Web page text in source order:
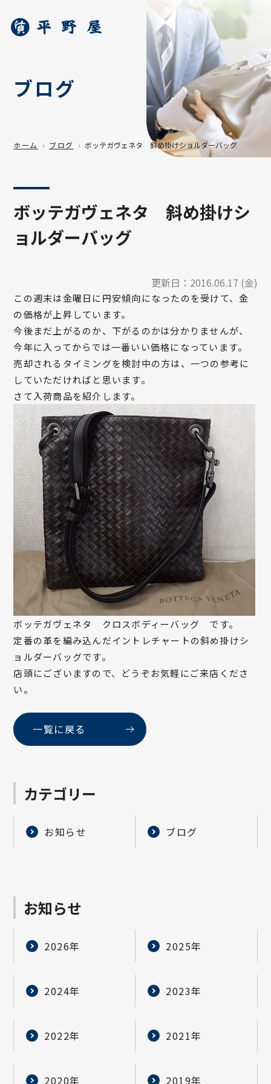
ブログ
ホーム ブログ ボッテガヴェネタ 斜め掛けショルダーバッグ
ボッテガヴェネタ 斜め掛けシ
ョルダーバッグ
更新日： 2016.06.17 (金)
この週末は金曜日に円安傾向になったのを受けて、金
の価格が上昇しています。
今後まだ上がるのか、下がるのかは分かりませんが、
今年に入ってからでは一番いい価格になっています。
売却されるタイミングを検討中の方は、一つの参考に
していただければと思います。
さて入荷商品を紹介します。
ボッテガヴェネタ クロスボディーバッグ です。
定番の革を編み込んだイントレチャートの斜め掛けシ
ョルダーバッグです。
店頭にございますので、どうぞお気軽にご来店くださ
い。
一覧に戻る
カテゴリー
お知らせ ブログ
お知らせ
2026年 2025年
2024年 2023年
2022年 2021年
2020年 2019年